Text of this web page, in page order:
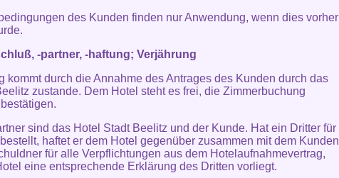
des Kunden finden nur Anwendung, wenn dies vorher
-partner, -haftung; Verjährung
kommt durch die Annahme des Antrages des Kunden durch das
zustande. Dem Hotel steht es frei, die Zimmerbuchung
sind das Hotel Stadt Beelitz und der Kunde. Hat ein Dritter für
haftet er dem Hotel gegenüber zusammen mit dem Kunden
für alle Verpflichtungen aus dem Hotelaufnahmevertrag,
eine entsprechende Erklärung des Dritten vorliegt.